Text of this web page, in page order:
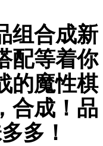
组合成新
配等着你
的魔性棋
合成！品
多！